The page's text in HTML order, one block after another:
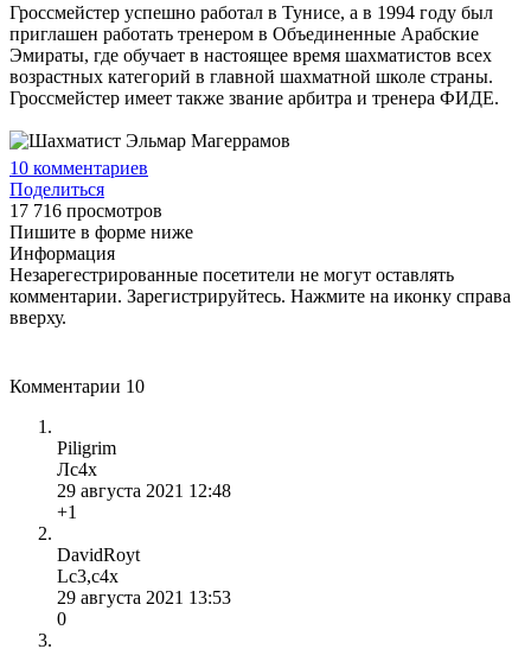
Гроссмейстер успешно работал в Тунисе, а в 1994 году был
приглашен работать тренером в Объединенные Арабские
Эмираты, где обучает в настоящее время шахматистов всех
возрастных категорий в главной шахматной школе страны.
Гроссмейстер имеет также звание арбитра и тренера ФИДЕ.
10 комментариев
Поделиться
17 716 просмотров
Пишите в форме ниже
Информация
Незарегестрированные посетители не могут оставлять
комментарии. Зарегистрируйтесь. Нажмите на иконку справа
вверху.
Комментарии 10
Piligrim
Лс4х
29 августа 2021 12:48
+1
DavidRoyt
Lc3,c4x
29 августа 2021 13:53
0